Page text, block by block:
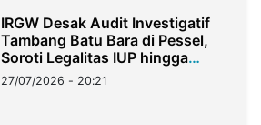
IRGW Desak Audit Investigatif
Tambang Batu Bara di Pessel,
Soroti Legalitas IUP hingga
Stockpile
27/07/2026 - 20:21